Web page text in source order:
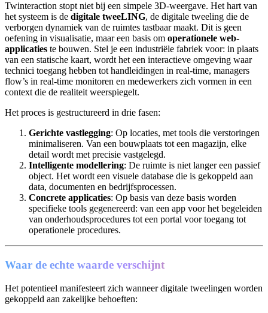
Twinteraction stopt niet bij een simpele 3D-weergave. Het hart van
het systeem is de digitale tweeLING, de digitale tweeling die de
verborgen dynamiek van de ruimtes tastbaar maakt. Dit is geen
oefening in visualisatie, maar een basis om operationele web-
applicaties te bouwen. Stel je een industriële fabriek voor: in plaats
van een statische kaart, wordt het een interactieve omgeving waar
technici toegang hebben tot handleidingen in real-time, managers
flow’s in real-time monitoren en medewerkers zich vormen in een
context die de realiteit weerspiegelt.
Het proces is gestructureerd in drie fasen:
Gerichte vastlegging: Op locaties, met tools die verstoringen
minimaliseren. Van een bouwplaats tot een magazijn, elke
detail wordt met precisie vastgelegd.
Intelligente modellering: De ruimte is niet langer een passief
object. Het wordt een visuele database die is gekoppeld aan
data, documenten en bedrijfsprocessen.
Concrete applicaties: Op basis van deze basis worden
specifieke tools gegenereerd: van een app voor het begeleiden
van onderhoudsprocedures tot een portal voor toegang tot
operationele procedures.
Waar de echte waarde verschijnt
Het potentieel manifesteert zich wanneer digitale tweelingen worden
gekoppeld aan zakelijke behoeften: